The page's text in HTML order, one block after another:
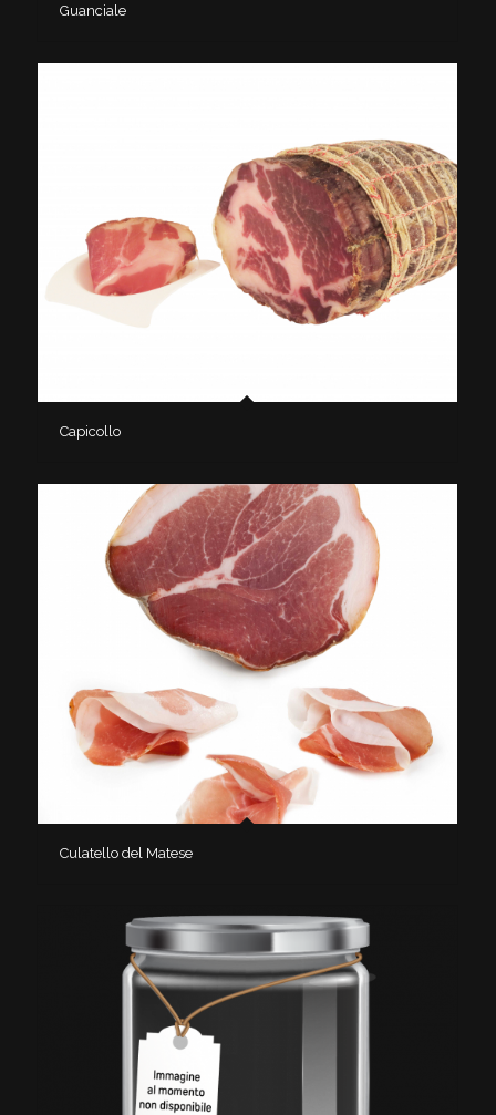
Guanciale
Capicollo
Culatello del Matese